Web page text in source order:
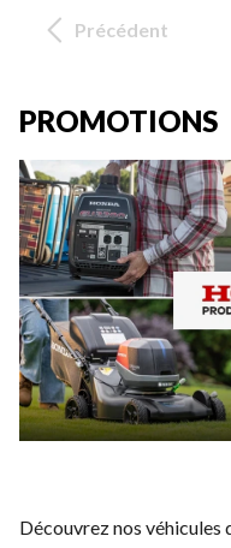
Précédent
PROMOTIONS
Découvrez nos véhicules